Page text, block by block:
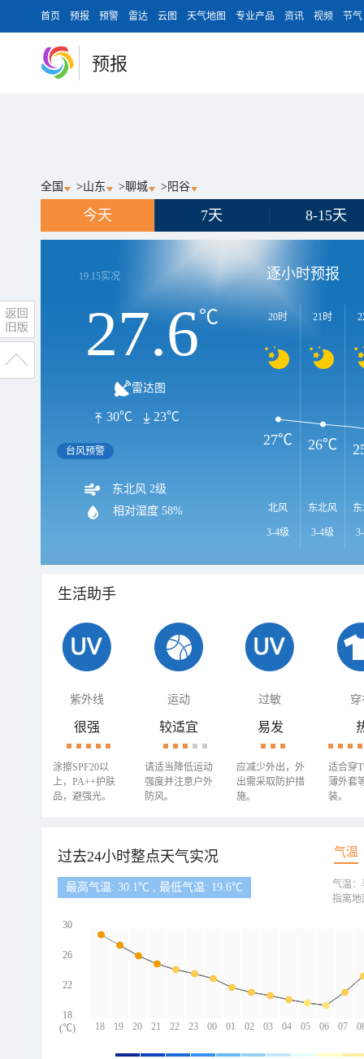
首页 预报 预警 雷达 云图 天气地图 专业产品 资讯 视频 节气
预报
全国 >山东 >聊城 > 阳谷
今天 7天 8-15天
19:15实况
27.6℃
雷达图
30℃ 23℃
台风预警
东北风 2级
相对湿度 58%
逐小时预报
20时
北风
3-4级
21时
东北风
3-4级
27℃ 26℃
生活助手
紫外线 运动 过敏 穿
很强
涂擦SPF20以
上，PA++护肤
品，避强光。
较适宜
请适当降低运动
强度并注意户外
防风。
易发
应减少外出，外
出需采取防护措
施。
适合穿
薄外套
装。
过去24小时整点天气实况 气温
最高气温: 30.1℃ , 最低气温: 19.6℃
18 19 20 21 22 23 00 01 02 03 04 05 06 07
30
26
22
18
(℃)
气温：
指离地